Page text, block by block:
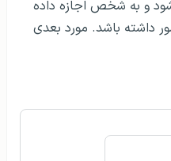
و به شخص اجازه داده
حضور داشته باشد. مورد بعدی